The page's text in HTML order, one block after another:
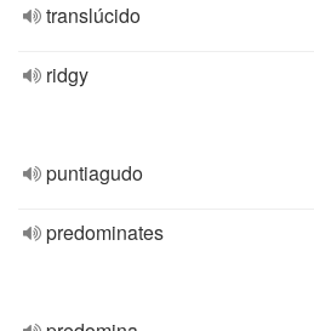
translúcido
ridgy
puntiagudo
predominates